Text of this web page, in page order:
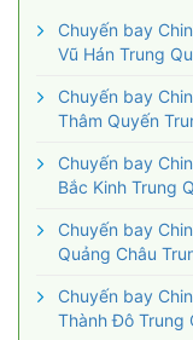
Chuyến bay
Vũ Hán Trung
Chuyến bay
Thâm Quyến
Chuyến bay
Bắc Kinh Trung
Chuyến bay
Quảng Châu
Chuyến bay
Thành Đô Trung